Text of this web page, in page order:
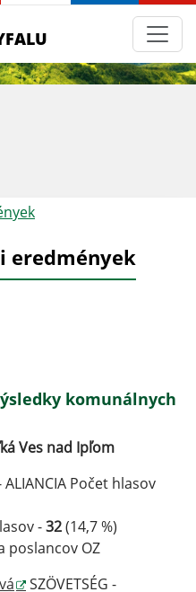
eredmények
komunálnych
Ves nad Ipľom
ALIANCIA Počet hlasov
-32(14,7 %)
poslancov OZ
SZÖVETSÉG -